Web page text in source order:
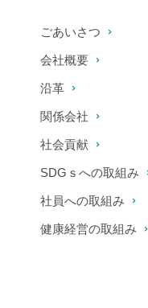
ごあいさつ
会社概要
沿革
関係会社
社会貢献
SDGｓへの取組み
社員への取組み
健康経営の取組み